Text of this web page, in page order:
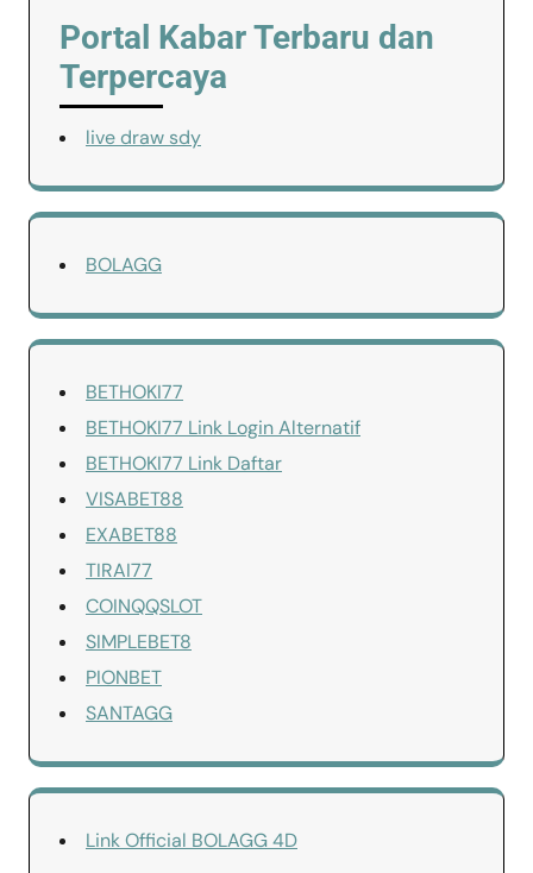
Portal Kabar Terbaru dan
Terpercaya
live draw sdy
BOLAGG
BETHOKI77
BETHOKI77 Link Login Alternatif
BETHOKI77 Link Daftar
VISABET88
EXABET88
TIRAI77
COINQQSLOT
SIMPLEBET8
PIONBET
SANTAGG
Link Official BOLAGG 4D